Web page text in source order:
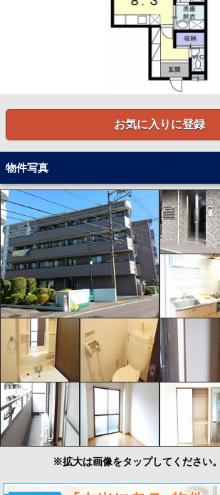
お気に入りに登録
物件写真
※拡大は画像をタップしてください。